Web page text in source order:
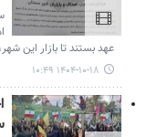
عهد بستند تا بازار این
۱۴۰۴-۱۰-۱۸ ۱۰:۴۹